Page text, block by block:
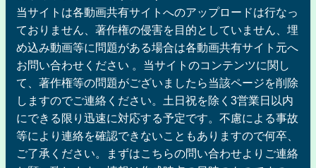
当サイトは各動画共有サイトへのアップロードは行なっ
ておりません、著作権の侵害を目的としていません、埋
め込み動画等に問題がある場合は各動画共有サイト元へ
お問い合わせください 。当サイトのコンテンツに関し
て、著作権等の問題がございましたら当該ページを削除
しますのでご連絡ください。土日祝を除く3営業日以内
にできる限り迅速に対応する予定です。不慮による事故
等により連絡を確認できないこともありますので何卒、
ご了承ください。まずはこちらの問い合わせよりご連絡